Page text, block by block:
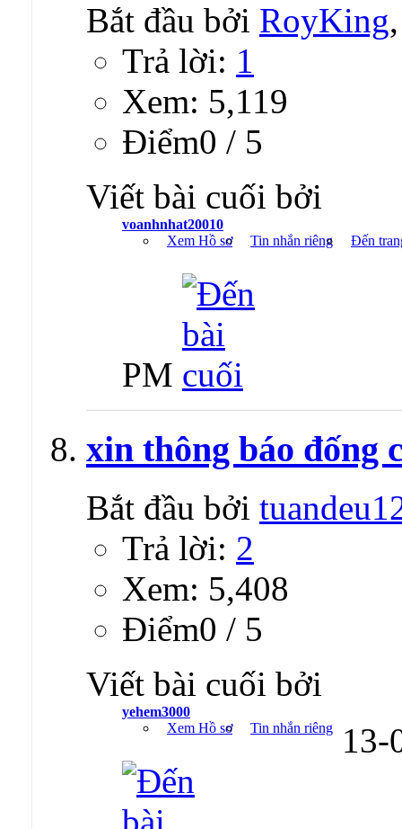
Bắt đầu bởi RoyKing
Trả lời: 1
Xem: 5,119
Ðiểm0 / 5
Viết bài cuối bởi
voanhnhat20010
Xem Hồ sơ
Tin nhắn riêng Đến
PM
xin thông báo đống
Bắt đầu bởi
Trả lời: 2
Xem: 5,408
Ðiểm0 / 5
Viết bài cuối bởi
yehem3000
Xem Hồ sơ
Tin nhắn riêng